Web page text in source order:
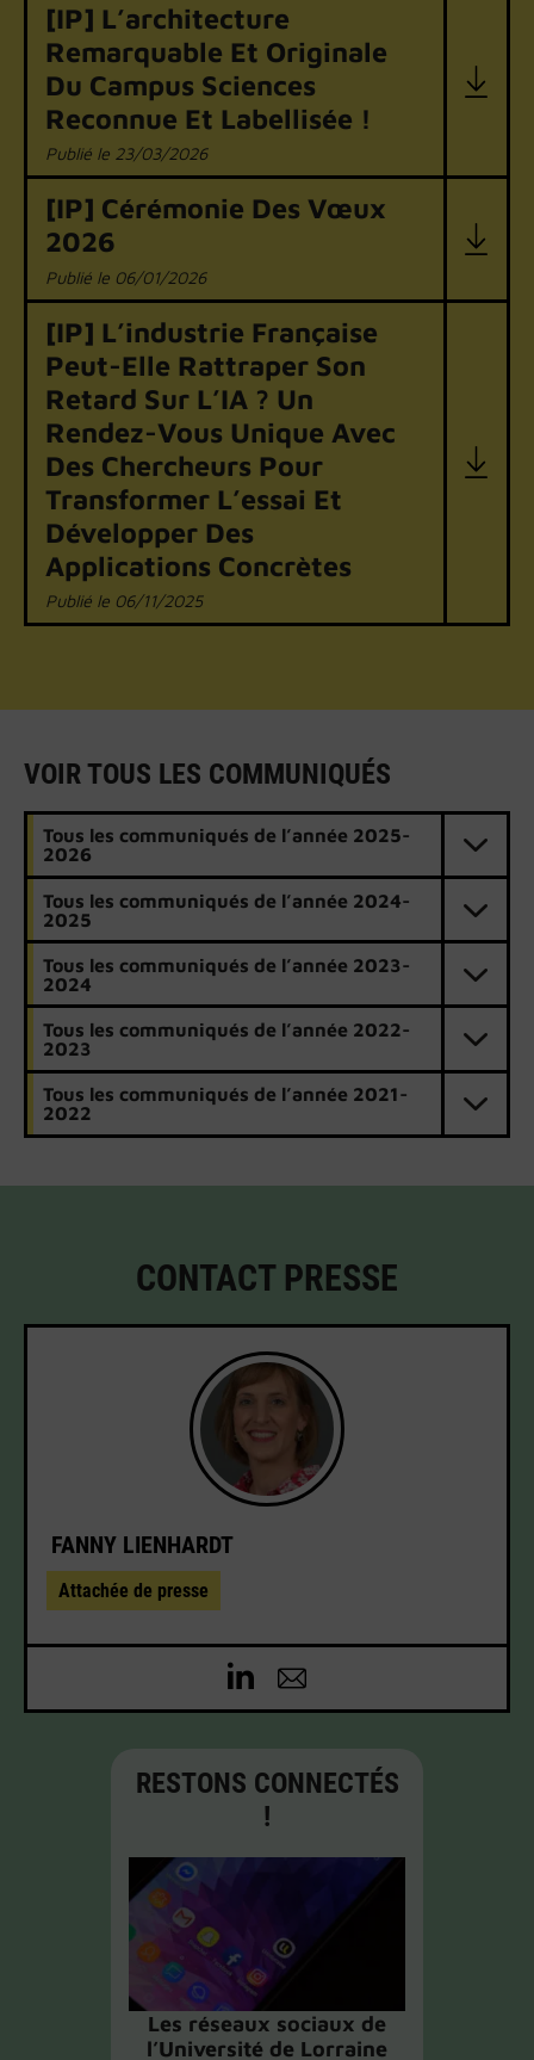
[IP] L’architecture
Remarquable Et Originale
Du Campus Sciences
Reconnue Et Labellisée !
23/03/2026
[IP] Cérémonie Des Vœux
2026
06/01/2026
[IP] L’industrie Française
Peut-Elle Rattraper Son
Retard Sur L’IA ? Un
Rendez-Vous Unique Avec
Des Chercheurs Pour
Transformer L’essai Et
Développer Des
Applications Concrètes
06/11/2025
VOIR TOUS LES COMMUNIQUÉS
Tous les communiqués de l’année 2025-
2026
Tous les communiqués de l’année 2024-
2025
Tous les communiqués de l’année 2023-
2024
Tous les communiqués de l’année 2022-
2023
Tous les communiqués de l’année 2021-
2022
CONTACT PRESSE
FANNY LIENHARDT
Attachée de presse
RESTONS CONNECTÉS
!
Les réseaux sociaux de
l’Université de Lorraine